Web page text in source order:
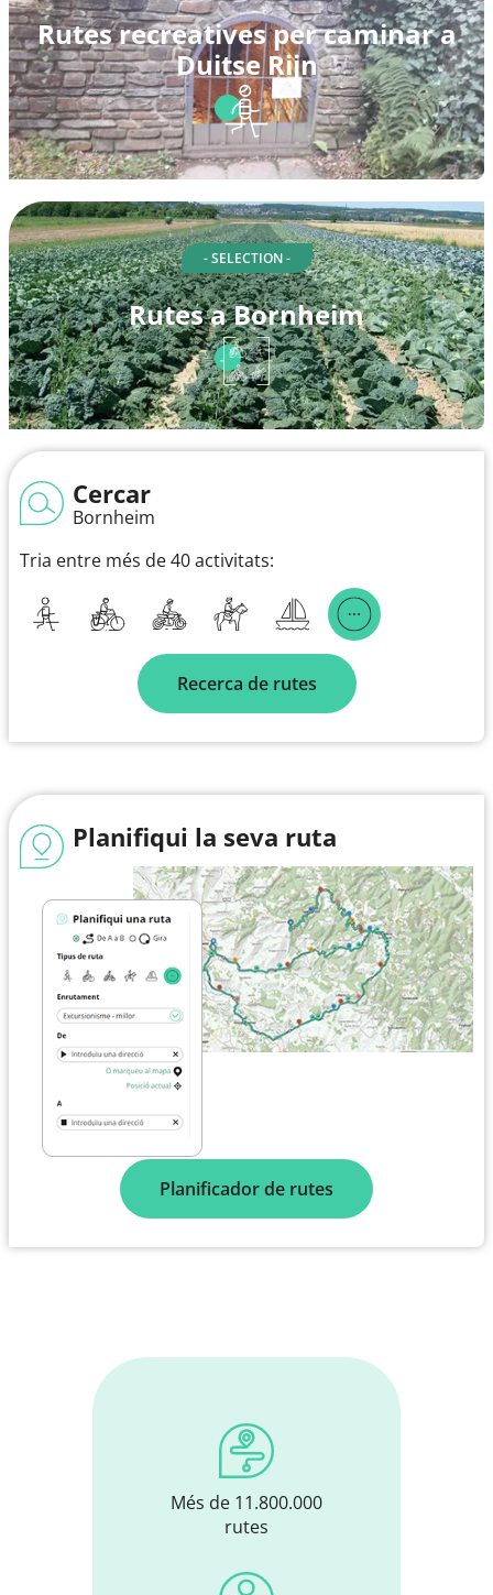
Rutes recreatives per caminar a
Duitse Rijn
- SELECTION -
Rutes a Bornheim
Cercar
Bornheim
Tria entre més de 40 activitats:
Recerca de rutes
Planifiqui la seva ruta
Planificador de rutes
Més de 11.800.000
rutes